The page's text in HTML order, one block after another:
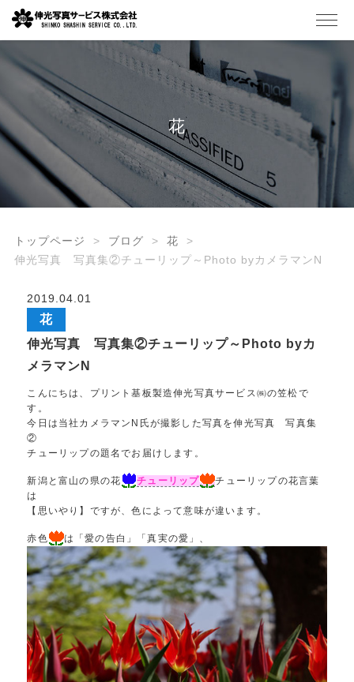
花
トップページ ブログ
花
伸光写真 写真集②チューリップ～Photo byカメラマンN
2019.04.01
花
伸光写真 写真集②チューリップ～Photo byカ
メラマンN
こんにちは、プリント基板製造伸光写真サービス㈱の笠松で
す。
今日は当社カメラマンN氏が撮影した写真を伸光写真 写真集
②
チューリップの題名でお届けします。
新潟と富山の県の花 チューリップ
チューリップの花言葉
は
【思いやり】ですが、色によって意味が違います。
赤色 は「愛の告白」「真実の愛」、